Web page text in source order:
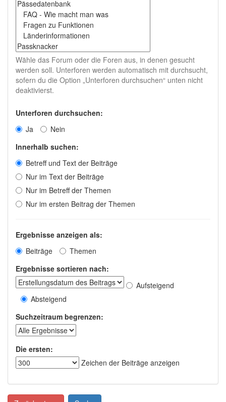
Wähle das Forum oder die Foren aus, in denen gesucht
werden soll. Unterforen werden automatisch mit durchsucht,
sofern du die Option „Unterforen durchsuchen“ unten nicht
deaktivierst.
Unterforen durchsuchen:
Ja
Nein
Innerhalb suchen:
Betreff und Text der Beiträge
Nur im Text der Beiträge
Nur im Betreff der Themen
Nur im ersten Beitrag der Themen
Ergebnisse anzeigen als:
Beiträge
Themen
Ergebnisse sortieren nach:
Aufsteigend
Absteigend
Suchzeitraum begrenzen:
Die ersten:
Zeichen der Beiträge anzeigen